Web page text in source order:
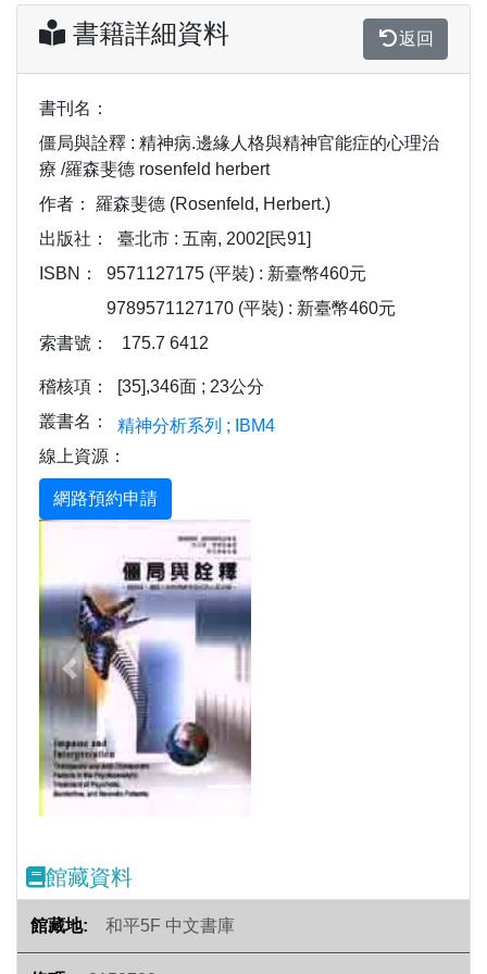
書籍詳細資料 返回
書刊名：
僵局與詮釋 : 精神病.邊緣人格與精神官能症的心理治
療 /羅森斐德 rosenfeld herbert
作者：
羅森斐德 (Rosenfeld, Herbert.)
出版社：
臺北市 : 五南, 2002[民91]
ISBN：
9571127175 (平裝) : 新臺幣460元
9789571127170 (平裝) : 新臺幣460元
索書號：
175.7 6412
稽核項：
[35],346面 ; 23公分
叢書名：
精神分析系列 ; IBM4
線上資源：
Previous
館藏資料
和平5F 中文書庫